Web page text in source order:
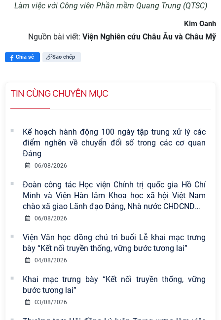
Làm việc với Công viên Phần mềm Quang Trung (QTSC)
Kim Oanh
Nguồn bài viết: Viện Nghiên cứu Châu Âu và Châu Mỹ
Chia sẻ Sao chép
TIN CÙNG CHUYÊN MỤC
Kế hoạch hành động 100 ngày tập trung xử lý các
điểm nghẽn về chuyển đổi số trong các cơ quan
Đảng
06/08/2026
Đoàn công tác Học viện Chính trị quốc gia Hồ Chí
Minh và Viện Hàn lâm Khoa học xã hội Việt Nam
chào xã giao Lãnh đạo Đảng, Nhà nước CHDCND…
06/08/2026
Viện Văn học đồng chủ trì buổi Lễ khai mạc trưng
bày “Kết nối truyền thống, vững bước tương lai”
04/08/2026
Khai mạc trưng bày “Kết nối truyền thống, vững
bước tương lai”
03/08/2026
Nam có 02 tác phẩm đạt giải khuyến
khích tại Cuộc thi chính luận bảo vệ
nền tảng tư tưởng của Đảng năm